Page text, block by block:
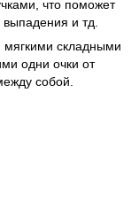
что поможет
и тд.
складными
одни очки от
собой.